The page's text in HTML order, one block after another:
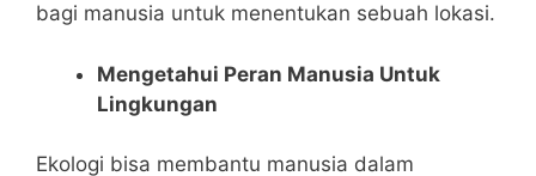
bagi manusia untuk menentukan sebuah lokasi.
Mengetahui Peran Manusia Untuk
Lingkungan
Ekologi bisa membantu manusia dalam